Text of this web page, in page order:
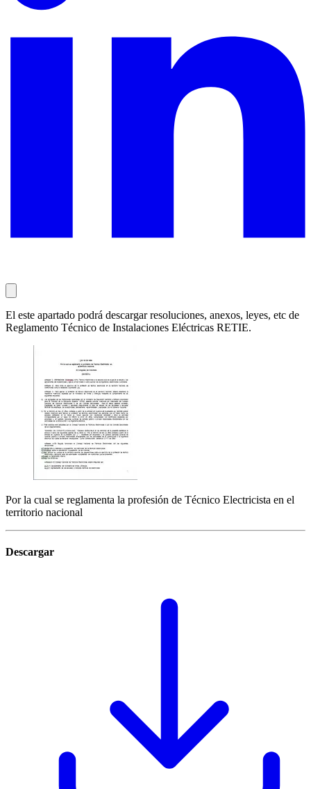
El este apartado podrá descargar resoluciones, anexos, leyes, etc de
Reglamento Técnico de Instalaciones Eléctricas RETIE.
Por la cual se reglamenta la profesión de Técnico Electricista en el
territorio nacional
Descargar